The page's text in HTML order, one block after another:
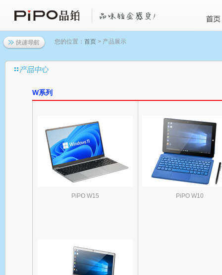
您的位置： 首页 > 产品展示
W系列
PiPO W15 PiPO W10